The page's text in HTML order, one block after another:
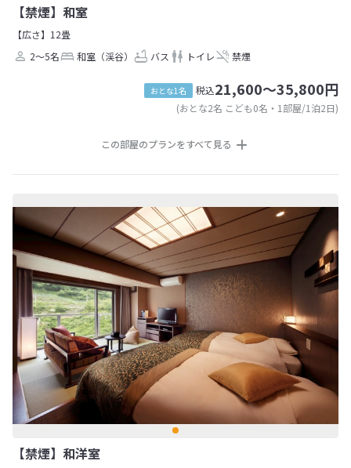
【禁煙】和室
【広さ】12畳
2～5名
和室（渓谷） バス トイレ 禁煙
おとな1名 税込21,600～35,800円
(おとな2名 こども0名・1部屋/1泊2日)
この部屋のプランをすべて見る
【禁煙】和洋室